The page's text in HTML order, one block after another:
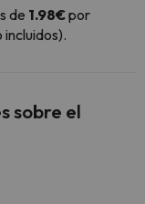
de 1.98€por
sobre el